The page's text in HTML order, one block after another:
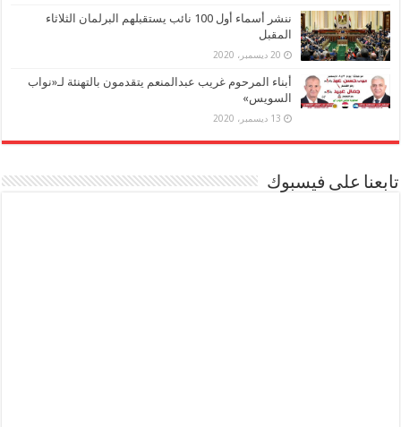
ننشر أسماء أول 100 نائب يستقبلهم البرلمان الثلاثاء
المقبل
20 ديسمبر، 2020
أبناء المرحوم غريب عبدالمنعم يتقدمون بالتهنئة لـ«نواب
السويس»
13 ديسمبر، 2020
تابعنا على فيسبوك